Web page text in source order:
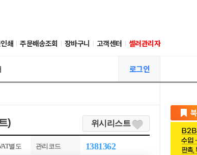
쇄 주문배송조회 장바구니 고객센터 셀러관리자
로그인
) 위시리스트
별도 관리코드 1381362